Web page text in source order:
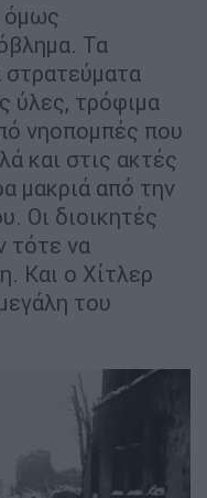
όμως
Τα
στρατεύματα
ύλες, τρόφιμα
νηοπομπές που
και στις ακτές
μακριά από την
Οι διοικητές
τότε να
Και ο Χίτλερ
του